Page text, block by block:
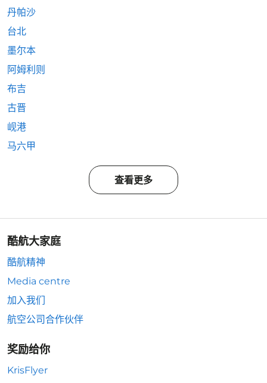
丹帕沙
台北
墨尔本
阿姆利则
布吉
古晋
岘港
马六甲
查看更多
酷航大家庭
酷航精神
Media centre
加入我们
航空公司合作伙伴
奖励给你
KrisFlyer